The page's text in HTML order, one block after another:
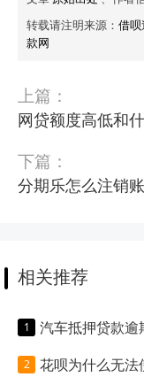
转载请注明来源： 借
款网
上篇：
网贷额度高低和
下篇：
分期乐怎么注销
相关推荐
汽车抵押贷款逾
花呗为什么无法